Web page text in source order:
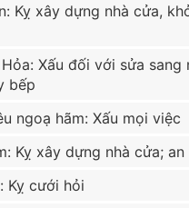
Kỵ xây dựng nhà cửa,
Xấu đối với sửa sang
bếp
ngoạ hãm: Xấu mọi việc
Kỵ xây dựng nhà cửa; an
Kỵ cưới hỏi